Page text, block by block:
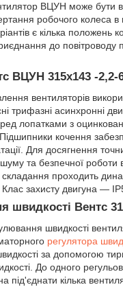
ВЦУН може бути
робочого колеса в
є кілька положень
до повітроводу
ВЦУН 315х143 -2,2-
вентиляторів
трифазні асинхронні
лопатками з
кочення
Для досягнення
шуму та безпечної роботи
складання проходить
захисту двигуна —
швидкості Вентс
швидкості
регулятора
за допомогою
До одного
під'єднати кілька